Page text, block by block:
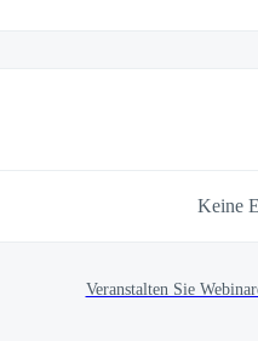
Keine
Veranstalten Sie